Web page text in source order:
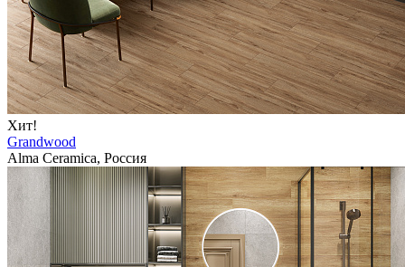
Хит!
Grandwood
Alma Ceramica, Россия